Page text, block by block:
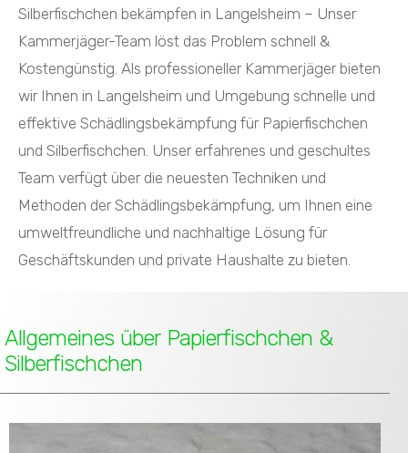
Silberfischchen bekämpfen in Langelsheim – Unser
Kammerjäger-Team löst das Problem schnell &
Kostengünstig. Als professioneller Kammerjäger bieten
wir Ihnen in Langelsheim und Umgebung schnelle und
effektive Schädlingsbekämpfung für Papierfischchen
und Silberfischchen. Unser erfahrenes und geschultes
Team verfügt über die neuesten Techniken und
Methoden der Schädlingsbekämpfung, um Ihnen eine
umweltfreundliche und nachhaltige Lösung für
Geschäftskunden und private Haushalte zu bieten.
Allgemeines über Papierfischchen &
Silberfischchen